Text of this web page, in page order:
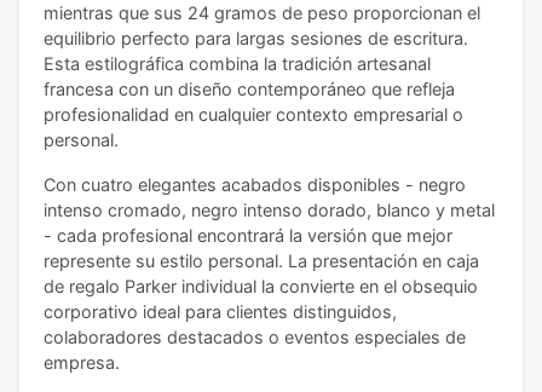
mientras que sus 24 gramos de peso proporcionan el
equilibrio perfecto para largas sesiones de escritura.
Esta estilográfica combina la tradición artesanal
francesa con un diseño contemporáneo que refleja
profesionalidad en cualquier contexto empresarial o
personal.
Con cuatro elegantes acabados disponibles - negro
intenso cromado, negro intenso dorado, blanco y metal
- cada profesional encontrará la versión que mejor
represente su estilo personal. La presentación en caja
de regalo Parker individual la convierte en el obsequio
corporativo ideal para clientes distinguidos,
colaboradores destacados o eventos especiales de
empresa.